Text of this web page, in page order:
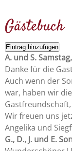
Gästebuch
Eintrag hinzufügen
A. und S.
Danke für die
Auch wenn der
war, haben wir
Wir freuen uns
Angelika und
G., D., J. und E.